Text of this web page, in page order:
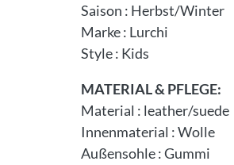
Saison : Herbst/Winter
Marke: Lurchi
Style: Kids
MATERIAL & PFLEGE:
Material : leather/suede
Innenmaterial :Wolle
Außensohle:Gummi